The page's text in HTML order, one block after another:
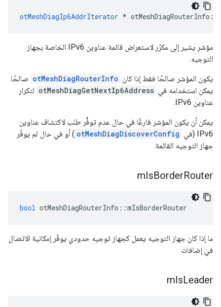
otMeshDiagIp6AddrIterator * otMeshDiagRouterInfo ::
مؤشر يشير إلى مكرّر لاستعراض قائمة عناوين IPv6 الخاصة بجهاز
التوجيه.
يكون المؤشر صالحًا فقط إذا كان otMeshDiagRouterInfo صالحًا.
يمكن استخدامه في otMeshDiagGetNextIp6Address لتكرار
عناوين IPv6.
يمكن أن يكون المؤشر فارغًا في حال عدم توفُّر طلب لاكتشاف عناوين
IPv6 (في
otMeshDiagDiscoverConfig ) أو في حال لم يوفّر
جهاز التوجيه القائمة.
mIsBorderRouter
bool otMeshDiagRouterInfo ::mIsBorderRouter
ما إذا كان جهاز التوجيه يعمل كجهاز توجيه حدودي يوفّر إمكانية الاتصال
في إضافات
mIsLeader